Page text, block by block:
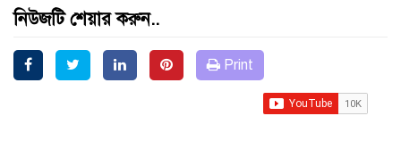
নিউজটি শেয়ার করুন..
Print